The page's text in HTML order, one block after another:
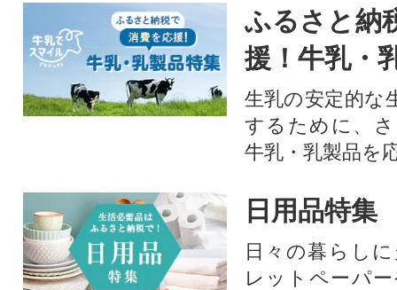
ふるさと納
援！牛乳・
生乳の安定的な
するために、
牛乳・乳製品を
日用品特集
日々の暮らし
レットペーパ